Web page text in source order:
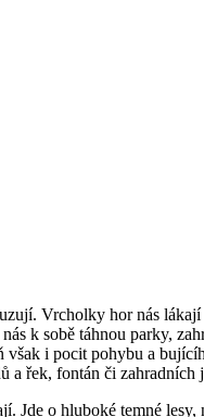
Vrcholky hor nás
k sobě táhnou parky,
i pocit pohybu a
a řek, fontán či zahradních
Jde o hluboké temné